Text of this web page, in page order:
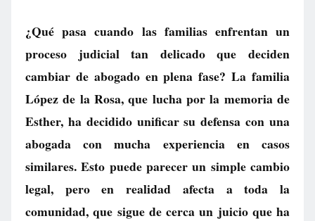
¿Qué pasa cuando las familias enfrentan un
proceso judicial tan delicado que deciden
cambiar de abogado en plena fase? La familia
López de la Rosa, que lucha por la memoria de
Esther, ha decidido unificar su defensa con una
abogada con mucha experiencia en casos
similares. Esto puede parecer un simple cambio
legal, pero en realidad afecta a toda la
comunidad, que sigue de cerca un juicio que ha